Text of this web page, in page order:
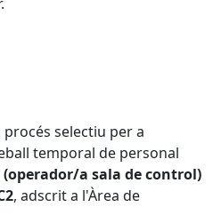
selectiu per a
temporal de personal
a sala de control)
, adscrit a l'Àrea de